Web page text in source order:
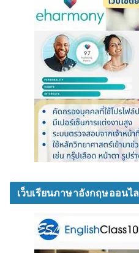
เว็บเรียนภาษาอังกฤษออนไ